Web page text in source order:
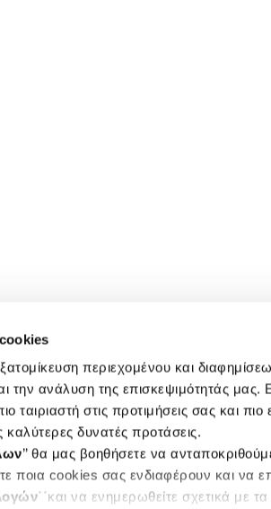
περιεχομένου και
την ανάλυση της επισκεψιμότητάς μας.
στις προτιμήσεις σας και πιο
καλύτερες δυνατές προτάσεις.
’’ θα μας βοηθήσετε να
ποια cookies σας ενδιαφέρουν και να
΄΄και να ενημερωθείτε σχετικά με